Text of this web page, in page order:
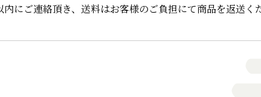
にご連絡頂き、送料はお客様のご負担にて商品を返送く